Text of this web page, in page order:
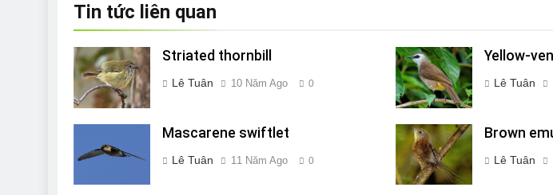
Tin tức liên quan
Striated thornbill
Lê Tuân 10 Năm Ago 0
Yellow-
Lê Tuân
Mascarene swiftlet
Lê Tuân 11 Năm Ago 0
Brown
Lê Tuân